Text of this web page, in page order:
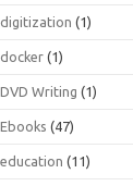
digitization (1)
docker (1)
DVD Writing (1)
Ebooks (47)
education (11)